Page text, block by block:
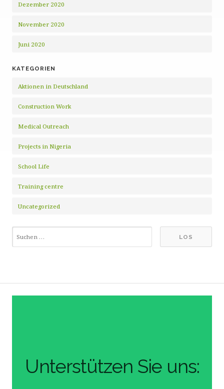
Dezember 2020
November 2020
Juni 2020
KATEGORIEN
Aktionen in Deutschland
Construction Work
Medical Outreach
Projects in Nigeria
School Life
Training centre
Uncategorized
Unterstützen Sie uns: